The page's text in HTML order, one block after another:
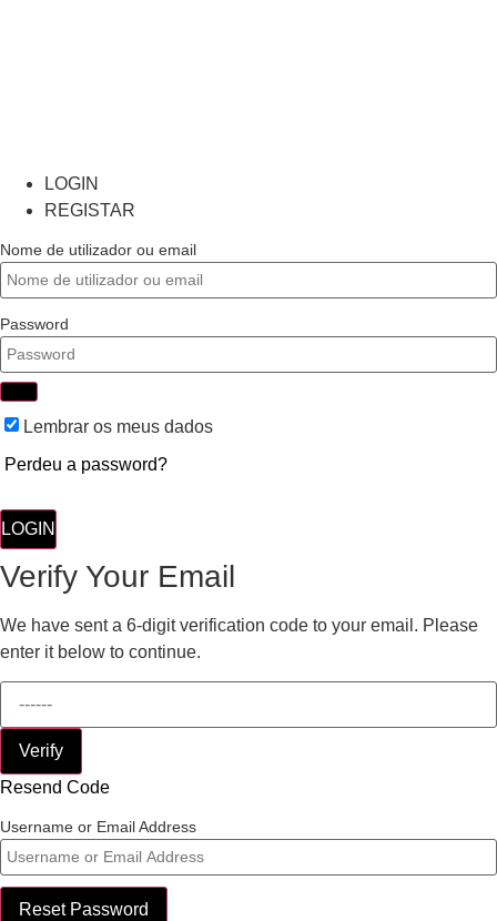
LOGIN
REGISTAR
Nome de utilizador ou email
Password
Lembrar os meus dados
Perdeu a password?
LOGIN
Verify Your Email
We have sent a 6-digit verification code to your email. Please
enter it below to continue.
Verify
Resend Code
Username or Email Address
Reset Password